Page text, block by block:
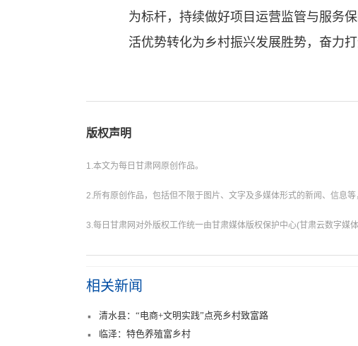
为标杆，持续做好项目运营监管与服务
活优势转化为乡村振兴发展胜势，奋力
版权声明
1.本文为每日甘肃网原创作品。
2.所有原创作品，包括但不限于图片、文字及多媒体形式的新闻、信息
3.每日甘肃网对外版权工作统一由甘肃媒体版权保护中心(甘肃云数字媒
相关新闻
清水县：“电商+文明实践”点亮乡村致富路
临泽：特色养殖富乡村